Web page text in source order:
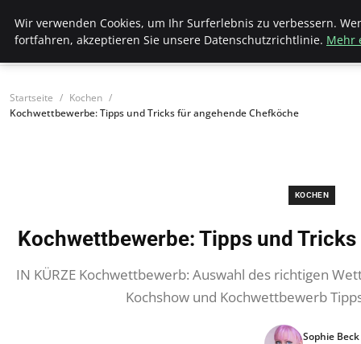
Bistro Grammophon
Startseite
Kochen
Kochwettbewerbe: Tipps und Tricks für angehende Chefköche
KOCHEN
Kochwettbewerbe: Tipps und
IN KÜRZE Kochwettbewerb: Auswahl des richtigen
Kochshow und Kochwettbewerb
Sophie Beck
Wir verwenden Cookies, um Ihr Surferlebnis zu verbessern.
fortfahren, akzeptieren Sie unsere Datenschutzrichtlinie. Mehr